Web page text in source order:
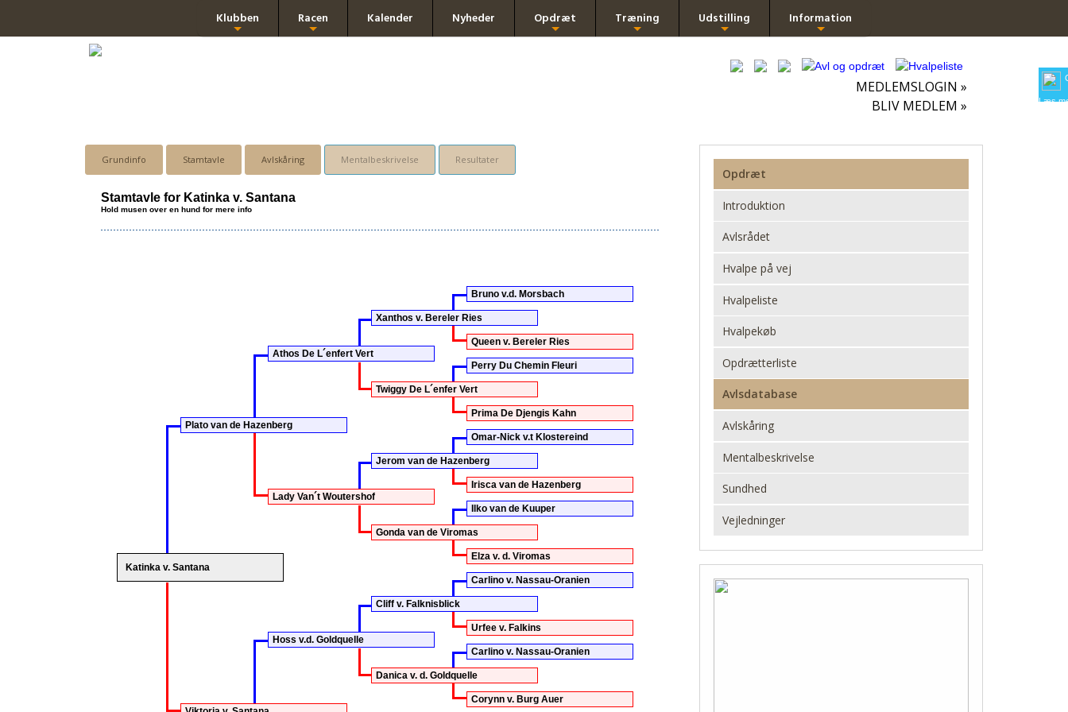
Læs
Klubben Racen Kalender Nyheder Opdræt Træning Udstilling Information
MEDLEMSLOGIN »
BLIV MEDLEM »
Grundinfo Stamtavle Avlskåring Mentalbeskrivelse Resultater
Stamtavle for Katinka v. Santana
Hold musen over en hund for mere info
Bruno v.d. Morsbach
Xanthos v. Bereler Ries
Queen v. Bereler Ries
Athos De L´enfert Vert
Perry Du Chemin Fleuri
Twiggy De L´enfer Vert
Prima De Djengis Kahn
Omar-Nick v.t Klostereind
Jerom van de Hazenberg
Irisca van de Hazenberg
Ilko van de Kuuper
Gonda van de Viromas
Elza v. d. Viromas
Plato van de Hazenberg
Carlino v. Nassau-Oranien
Cliff v. Falknisblick
Urfee v. Falkins
Hoss v.d. Goldquelle
Carlino v. Nassau-Oranien
Danica v. d. Goldquelle
Corynn v. Burg Auer
Lady Van´t Woutershof
Katinka v. Santana
Opdræt
Introduktion
Avlsrådet
Hvalpe på vej
Hvalpeliste
Hvalpekøb
Opdrætterliste
Avlsdatabase
Avlskåring
Mentalbeskrivelse
Sundhed
Vejledninger